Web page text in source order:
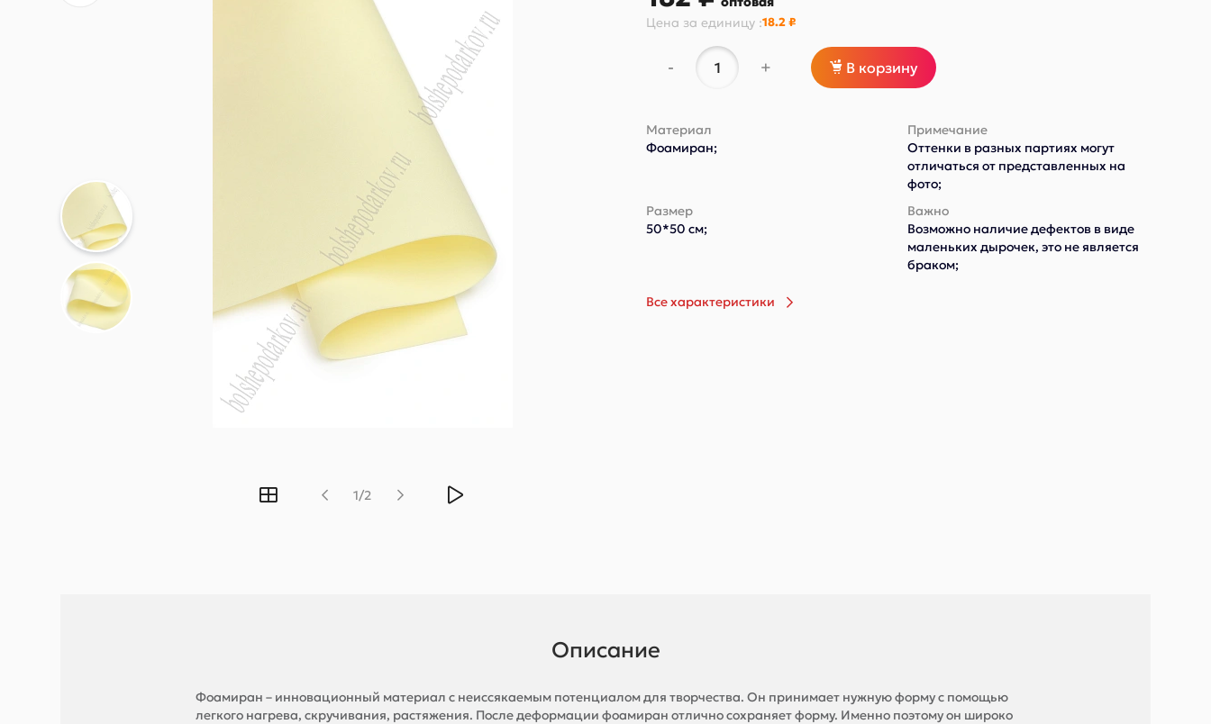
1/2
Цена заединицу :18.2 ₽
- + В корзину
Материал
Фоамиран;
Примечание
Оттенки в разных партиях могут
отличаться от представленных на
фото;
Размер
50*50 см;
Важно
Возможно наличие дефектов в виде
маленьких дырочек, это не является
браком;
Все характеристики
Описание
Фоамиран – инновационный материал с неиссякаемым потенциалом для творчества. Он принимает нужную форму с помощью
легкого нагрева, скручивания, растяжения. После деформации фоамиран отлично сохраняет форму. Именно поэтому он широко